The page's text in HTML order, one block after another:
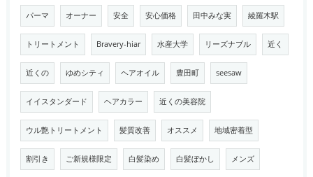
パーマ オーナー 安全 安心価格 田中みな実 綾羅木駅
トリートメント Bravery-hiar 水産大学 リーズナブル 近く
近くの ゆめシティ ヘアオイル 豊田町 seesaw
イイスタンダード ヘアカラー 近くの美容院
ウル艶トリートメント 髪質改善 オススメ 地域密着型
割引き ご新規様限定 白髪染め 白髪ぼかし メンズ